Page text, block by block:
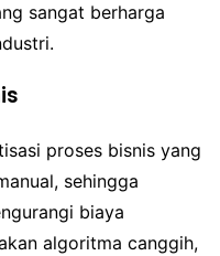
sangat berharga
proses bisnis yang
sehingga
biaya
algoritma canggih,